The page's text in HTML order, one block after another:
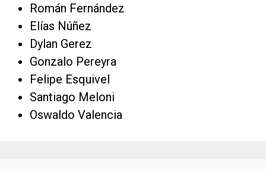
Román Fernández
Elías Núñez
Dylan Gerez
Gonzalo Pereyra
Felipe Esquivel
Santiago Meloni
Oswaldo Valencia